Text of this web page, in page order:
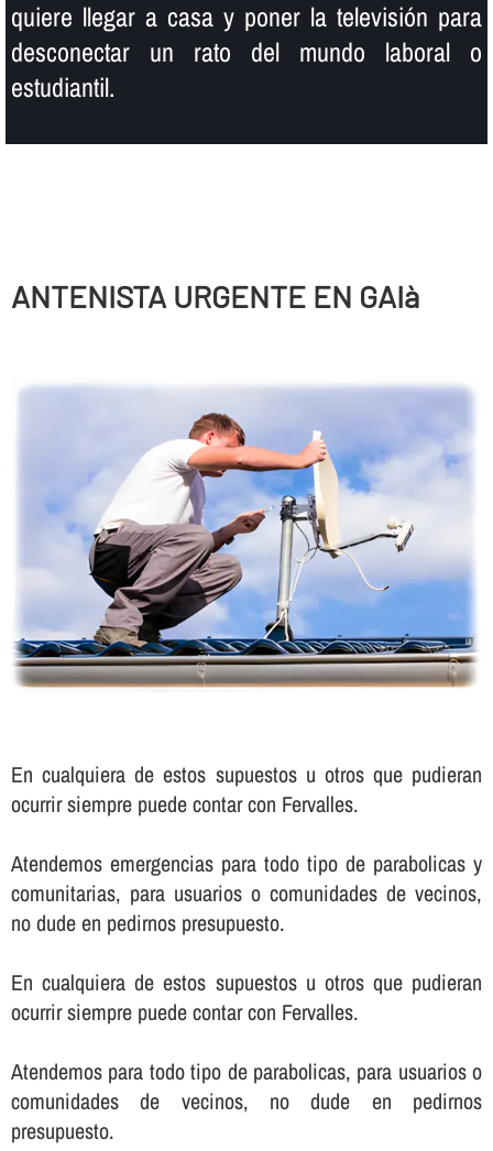
quiere llegar a casa y poner la televisión para
desconectar un rato del mundo laboral o
estudiantil.
ANTENISTA URGENTE EN GAIà
En cualquiera de estos supuestos u otros que pudieran
ocurrir siempre puede contar con Fervalles.
Atendemos emergencias para todo tipo de parabolicas y
comunitarias, para usuarios o comunidades de vecinos,
no dude en pedirnos presupuesto.
En cualquiera de estos supuestos u otros que pudieran
ocurrir siempre puede contar con Fervalles.
Atendemos para todo tipo de parabolicas, para usuarios o
comunidades de vecinos, no dude en pedirnos
presupuesto.